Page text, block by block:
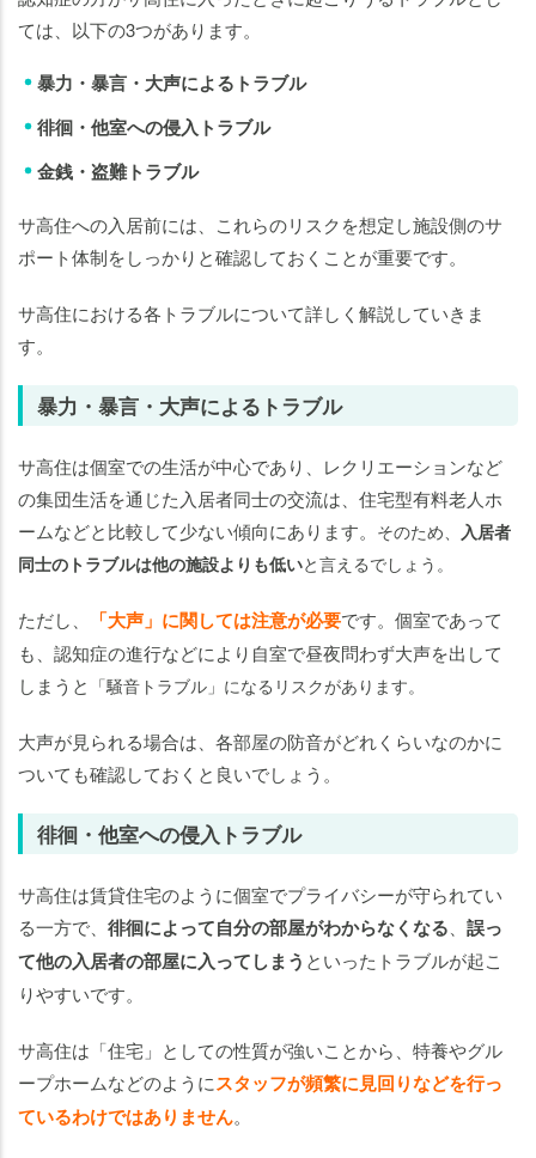
ては、以下の3つがあります。
暴力・暴言・大声によるトラブル
徘徊・他室への侵入トラブル
金銭・盗難トラブル
サ高住への入居前には、これらのリスクを想定し施設側のサ
ポート体制をしっかりと確認しておくことが重要です。
サ高住における各トラブルについて詳しく解説していきま
す。
暴力・暴言・大声によるトラブル
サ高住は個室での生活が中心であり、レクリエーションなど
の集団生活を通じた入居者同士の交流は、住宅型有料老人ホ
ームなどと比較して少ない傾向にあります。 そのため、
入居者
同士のトラブルは他の施設よりも低いと言えるでしょう。
ただし、 「大声」に関しては注意が必要です。個室であって
も、認知症の進行などにより自室で昼夜問わず大声を出して
しまうと 「騒音トラブル」になるリスクがあります。
大声が見られる場合は、各部屋の防音がどれくらいなのかに
ついても確認しておくと良いでしょう。
徘徊・他室への侵入トラブル
サ高住は賃貸住宅のように個室でプライバシーが守られてい
る一方で、 徘徊によって自分の部屋がわからなくなる
誤っ
て他の入居者の部屋に入ってしまう といったトラブルが起こ
りやすいです。
サ高住は「住宅」としての性質が強いことから、特養やグル
ープホームなどのようにスタッフが頻繁に見回りなどを行っ
ているわけではありません。